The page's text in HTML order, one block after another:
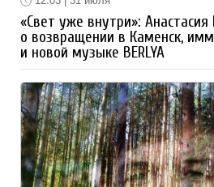
«Свет уже внутри»: Анастасия
о возвращении в Каменск,
и новой музыке BERLYA